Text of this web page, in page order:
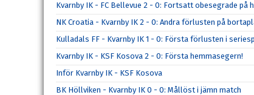
Kvarnby IK - FC Bellevue 2 - 0: Fortsatt obesegrade på
NK Croatia - Kvarnby IK 2 - 0: Andra förlusten på
Kulladals FF - Kvarnby IK 1 - 0: Första förlusten i
Kvarnby IK - KSF Kosova 2 - 0: Första hemmasegern!
Inför Kvarnby IK - KSF Kosova
BK Höllviken - Kvarnby IK 0 - 0: Mållöst i jämn match